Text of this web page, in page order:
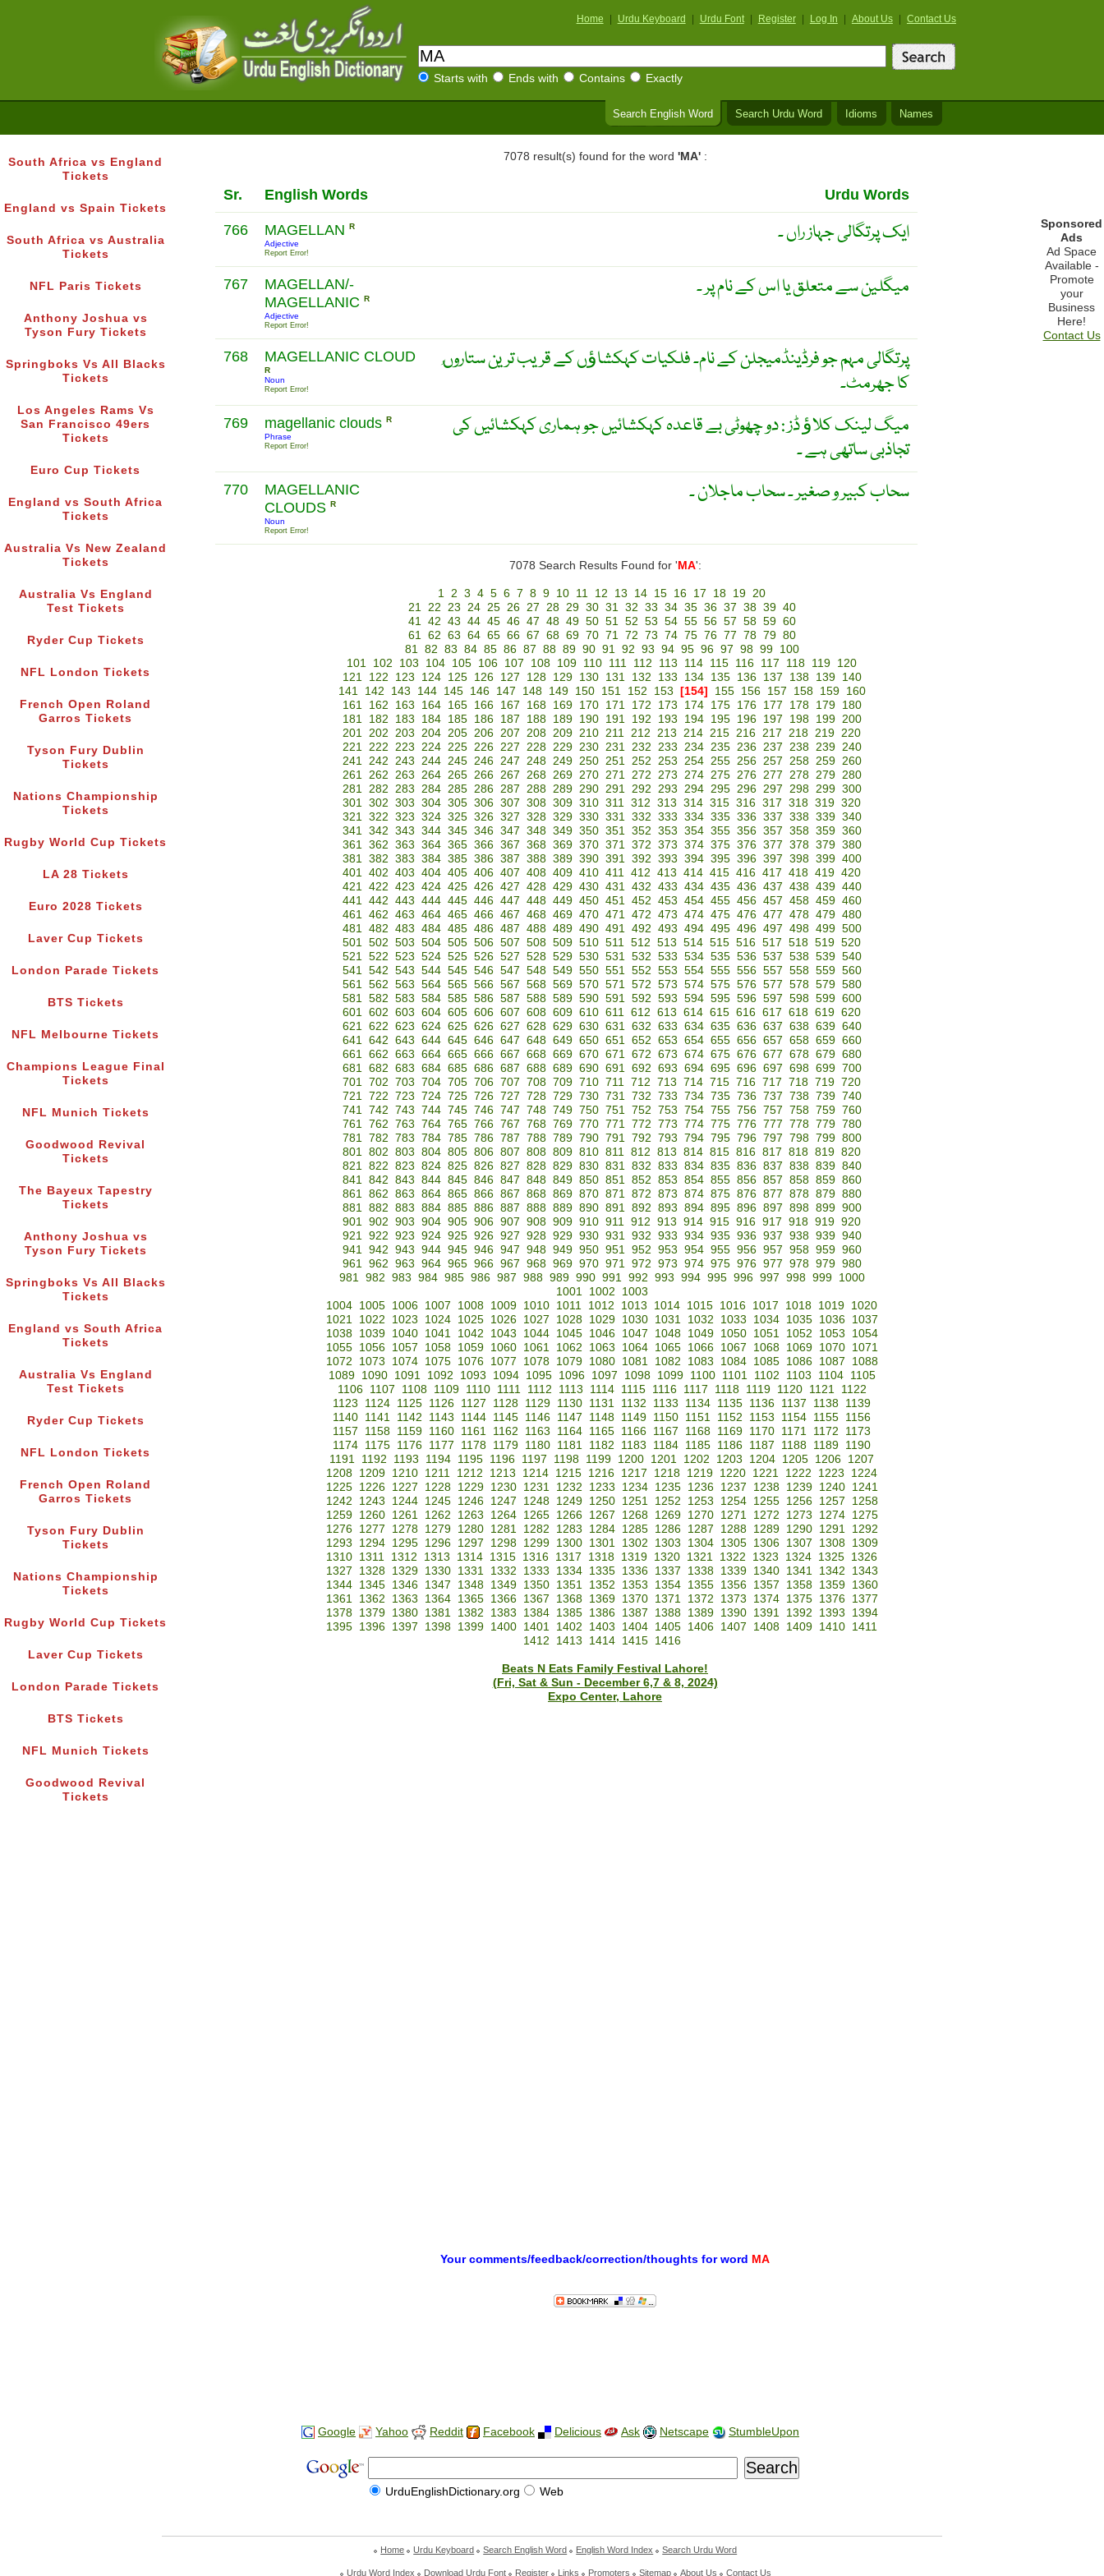
Home Urdu Keyboard Urdu Font Register Log In About Us Contact Us
Starts with Ends with Contains Exactly
Search English Word Search Urdu Word Idioms Names
South Africa vs England
Tickets
England vs Spain Tickets
South Africa vs Australia
Tickets
NFL Paris Tickets
Anthony Joshua vs
Tyson Fury Tickets
Springboks Vs All Blacks
Tickets
Los Angeles Rams Vs
San Francisco 49ers
Tickets
Euro Cup Tickets
England vs South Africa
Tickets
Australia Vs New Zealand
Tickets
Australia Vs England
Test Tickets
Ryder Cup Tickets
NFL London Tickets
French Open Roland
Garros Tickets
Tyson Fury Dublin
Tickets
Nations Championship
Tickets
Rugby World Cup Tickets
LA 28 Tickets
Euro 2028 Tickets
Laver Cup Tickets
London Parade Tickets
BTS Tickets
NFL Melbourne Tickets
Champions League Final
Tickets
NFL Munich Tickets
Goodwood Revival
Tickets
The Bayeux Tapestry
Tickets
Anthony Joshua vs
Tyson Fury Tickets
Springboks Vs All Blacks
Tickets
England vs South Africa
Tickets
Australia Vs England
Test Tickets
Ryder Cup Tickets
NFL London Tickets
French Open Roland
Garros Tickets
Tyson Fury Dublin
Tickets
Nations Championship
Tickets
Rugby World Cup Tickets
Laver Cup Tickets
London Parade Tickets
BTS Tickets
NFL Munich Tickets
Goodwood Revival
Tickets
7078 result(s) found for the word 'MA':
Sr. English Words Urdu Words
766 MAGELLAN R
Adjective
Report Error!
ایک پرتگالی جہاز راں ۔
767
MAGELLAN/-
MAGELLANIC R
Adjective
Report Error!
میگلین سے متعلق یا اس کے نام پر ۔
768 MAGELLANIC CLOUD
R
Noun
Report Error!
ُپرتگالی مہم جو فرڈینڈمیجلن کے نام۔ فلکیات کہکشاﺅں کے قریب ترین ستاروں
کا جھرمٹ۔
769 magellanic clouds R
Phrase
Report Error!
میگ لینک کلاﺅ ڈز : دو چھوٹی بے قاعدہ کہکشائیں جو ہماری کہکشائیں کی
تجاذبی ساتھی ہے ۔
770
MAGELLANIC
CLOUDS R
Noun
Report Error!
سحاب کبیر و صغیر ۔ سحاب ماجلان ۔
7078 Search Results Found for ' MA':
1 2 3 4 5 6 7 8 9 10 11 12 13 14 15 16 17 18 19 20
21 22 23 24 25 26 27 28 29 30 31 32 33 34 35 36 37 38 39 40
41 42 43 44 45 46 47 48 49 50 51 52 53 54 55 56 57 58 59 60
61 62 63 64 65 66 67 68 69 70 71 72 73 74 75 76 77 78 79 80
81 82 83 84 85 86 87 88 89 90 91 92 93 94 95 96 97 98 99
100
101 102 103 104 105 106 107 108 109 110 111 112 113 114 115 116 117 118 119 120
121
122 123 124 125 126 127 128 129 130 131 132 133 134 135 136 137 138 139
140
141
142 143 144 145 146 147 148 149 150 151 152 153 [154] 155 156 157 158 159
160
161
162 163 164 165 166 167 168 169 170 171 172 173 174 175 176 177 178 179
180
181
182 183 184 185 186 187 188 189 190 191 192 193 194 195 196 197 198 199 200
201 202 203 204 205 206 207 208 209 210 211 212 213 214 215 216 217 218 219 220
221 222 223 224 225 226 227 228 229 230 231 232 233 234 235 236 237 238 239 240
241 242 243 244 245 246 247 248 249 250 251 252 253 254 255 256 257 258 259 260
261 262 263 264 265 266 267 268 269 270 271 272 273 274 275 276 277 278 279 280
281 282 283 284 285 286 287 288 289 290 291 292 293 294 295 296 297 298 299 300
301 302 303 304 305 306 307 308 309 310 311 312 313 314 315 316 317 318 319 320
321 322 323 324 325 326 327 328 329 330 331 332 333 334 335 336 337 338 339 340
341 342 343 344 345 346 347 348 349 350 351 352 353 354 355 356 357 358 359 360
361 362 363 364 365 366 367 368 369 370 371 372 373 374 375 376 377 378 379 380
381 382 383 384 385 386 387 388 389 390 391 392 393 394 395 396 397 398 399 400
401 402 403 404 405 406 407 408 409 410 411 412 413 414 415 416 417 418 419 420
421 422 423 424 425 426 427 428 429 430 431 432 433 434 435 436 437 438 439 440
441 442 443 444 445 446 447 448 449 450 451 452 453 454 455 456 457 458 459 460
461 462 463 464 465 466 467 468 469 470 471 472 473 474 475 476 477 478 479 480
481 482 483 484 485 486 487 488 489 490 491 492 493 494 495 496 497 498 499 500
501 502 503 504 505 506 507 508 509 510 511 512 513 514 515 516 517 518 519 520
521 522 523 524 525 526 527 528 529 530 531 532 533 534 535 536 537 538 539 540
541 542 543 544 545 546 547 548 549 550 551 552 553 554 555 556 557 558 559 560
561 562 563 564 565 566 567 568 569 570 571 572 573 574 575 576 577 578 579 580
581 582 583 584 585 586 587 588 589 590 591 592 593 594 595 596 597 598 599 600
601 602 603 604 605 606 607 608 609 610 611 612 613 614 615 616 617 618 619 620
621 622 623 624 625 626 627 628 629 630 631 632 633 634 635 636 637 638 639 640
641 642 643 644 645 646 647 648 649 650 651 652 653 654 655 656 657 658 659 660
661 662 663 664 665 666 667 668 669 670 671 672 673 674 675 676 677 678 679 680
681 682 683 684 685 686 687 688 689 690 691 692 693 694 695 696 697 698 699 700
701 702 703 704 705 706 707 708 709 710 711 712 713 714 715 716 717 718 719 720
721 722 723 724 725 726 727 728 729 730 731 732 733 734 735 736 737 738 739 740
741 742 743 744 745 746 747 748 749 750 751 752 753 754 755 756 757 758 759 760
761 762 763 764 765 766 767 768 769 770 771 772 773 774 775 776 777 778 779 780
781 782 783 784 785 786 787 788 789 790 791 792 793 794 795 796 797 798 799 800
801 802 803 804 805 806 807 808 809 810 811 812 813 814 815 816 817 818 819 820
821 822 823 824 825 826 827 828 829 830 831 832 833 834 835 836 837 838 839 840
841 842 843 844 845 846 847 848 849 850 851 852 853 854 855 856 857 858 859 860
861 862 863 864 865 866 867 868 869 870 871 872 873 874 875 876 877 878 879 880
881 882 883 884 885 886 887 888 889 890 891 892 893 894 895 896 897 898 899 900
901 902 903 904 905 906 907 908 909 910 911 912 913 914 915 916 917 918 919 920
921 922 923 924 925 926 927 928 929 930 931 932 933 934 935 936 937 938 939 940
941 942 943 944 945 946 947 948 949 950 951 952 953 954 955 956 957 958 959 960
961 962 963 964 965 966 967 968 969 970 971 972 973 974 975 976 977 978 979 980
981 982 983 984 985 986 987 988 989 990 991 992 993 994 995 996 997 998 999
1000
1001
1002
1003
1004 1005 1006 1007 1008 1009 1010 1011 1012 1013 1014 1015 1016 1017 1018 1019 1020
1021
1022 1023 1024 1025 1026 1027 1028 1029 1030 1031 1032 1033 1034 1035 1036
1037
1038
1039 1040 1041 1042 1043 1044 1045 1046 1047 1048 1049 1050 1051 1052 1053
1054
1055
1056 1057 1058 1059 1060 1061 1062 1063 1064 1065 1066 1067 1068 1069 1070
1071
1072
1073 1074 1075 1076 1077 1078 1079 1080 1081 1082 1083 1084 1085 1086 1087
1088
1089
1090 1091 1092 1093 1094 1095 1096 1097 1098 1099 1100 1101 1102 1103 1104
1105
1106
1107 1108 1109 1110 1111 1112 1113 1114 1115 1116 1117 1118 1119 1120 1121
1122
1123
1124 1125 1126 1127 1128 1129 1130 1131 1132 1133 1134 1135 1136 1137 1138 1139
1140 1141 1142 1143 1144 1145 1146 1147 1148 1149 1150 1151 1152 1153 1154 1155 1156
1157
1158 1159 1160 1161 1162 1163 1164 1165 1166 1167 1168 1169 1170 1171 1172
1173
1174 1175 1176 1177 1178 1179 1180 1181 1182 1183 1184 1185 1186 1187 1188 1189 1190
1191 1192 1193 1194 1195 1196 1197 1198 1199 1200 1201 1202 1203 1204 1205 1206 1207
1208 1209 1210 1211 1212 1213 1214 1215 1216 1217 1218 1219 1220 1221 1222 1223
1224
1225
1226 1227 1228 1229 1230 1231 1232 1233 1234 1235 1236 1237 1238 1239 1240
1241
1242
1243 1244 1245 1246 1247 1248 1249 1250 1251 1252 1253 1254 1255 1256 1257
1258
1259
1260 1261 1262 1263 1264 1265 1266 1267 1268 1269 1270 1271 1272 1273 1274
1275
1276
1277 1278 1279 1280 1281 1282 1283 1284 1285 1286 1287 1288 1289 1290 1291
1292
1293
1294 1295 1296 1297 1298 1299 1300 1301 1302 1303 1304 1305 1306 1307 1308
1309
1310 1311 1312 1313 1314 1315 1316 1317 1318 1319 1320 1321 1322 1323 1324 1325 1326
1327
1328 1329 1330 1331 1332 1333 1334 1335 1336 1337 1338 1339 1340 1341 1342
1343
1344
1345 1346 1347 1348 1349 1350 1351 1352 1353 1354 1355 1356 1357 1358 1359
1360
1361
1362 1363 1364 1365 1366 1367 1368 1369 1370 1371 1372 1373 1374 1375 1376
1377
1378
1379 1380 1381 1382 1383 1384 1385 1386 1387 1388 1389 1390 1391 1392 1393
1394
1395 1396 1397 1398 1399 1400 1401 1402 1403 1404 1405 1406 1407 1408 1409 1410 1411
1412
1413 1414 1415 1416
Beats N Eats Family Festival Lahore!
(Fri, Sat & Sun - December 6,7 & 8, 2024)
Expo Center, Lahore
Your comments/feedback/correction/thoughts for word MA
Sponsored
Ads
Ad Space
Available -
Promote
your
Business
Here!
Contact Us
Google Yahoo Reddit Facebook Delicious Ask Netscape StumbleUpon
UrduEnglishDictionary.org Web
Home Urdu Keyboard Search English Word English Word Index Search Urdu Word
Urdu Word Index Download Urdu Font Register Links Promoters Sitemap About Us Contact Us